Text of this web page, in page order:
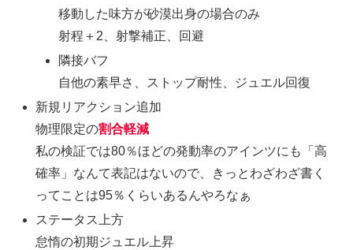
移動した味方が砂漠出身の場合のみ
射程＋2、射撃補正、回避
隣接バフ
自他の素早さ、ストップ耐性、ジュエル回復
新規リアクション追加
物理限定の割合軽減
私の検証では80％ほどの発動率のアインツにも「高
確率」なんて表記はないので、きっとわざわざ書く
ってことは95％くらいあるんやろなぁ
ステータス上方
怠惰の初期ジュエル上昇